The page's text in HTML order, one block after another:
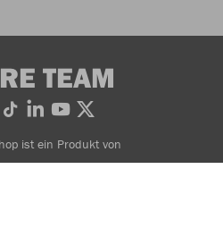
TEAM
ist ein Produkt von